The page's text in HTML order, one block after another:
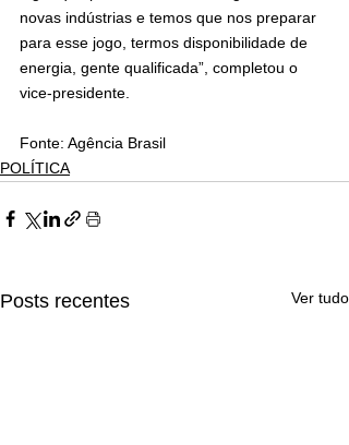
novas indústrias e temos que nos preparar
para esse jogo, termos disponibilidade de
energia, gente qualificada”, completou o
vice-presidente.
Fonte: Agência Brasil
POLÍTICA
Posts recentes Ver tudo